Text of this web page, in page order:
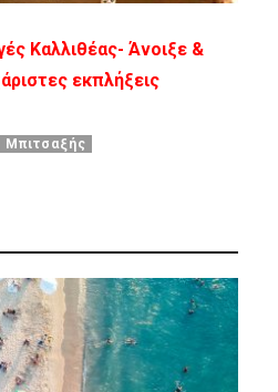
Καλλιθέας- Άνοιξε &
εκπλήξεις
Μπιτσαξής